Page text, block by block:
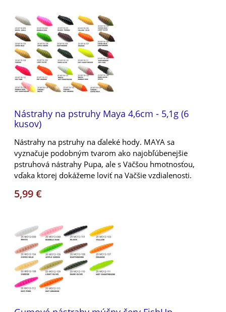
Nástrahy na pstruhy Maya 4,6cm - 5,1g (6
kusov)
Nástrahy na pstruhy na ďaleké hody. MAYA sa
vyznačuje podobným tvarom ako najobľúbenejšie
pstruhová nástrahy Pupa, ale s Väčšou hmotnosťou,
vďaka ktorej dokážeme loviť na Väčšie vzdialenosti.
5,99 €